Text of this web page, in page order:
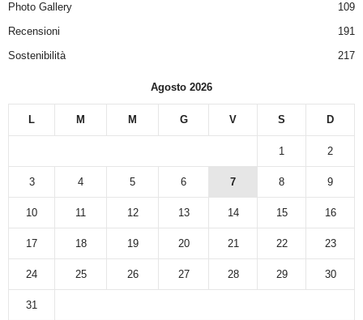
Photo Gallery
109
Recensioni
191
Sostenibilità
217
Agosto 2026
L M M G V S D
1 2
3 4 5 6 7 8 9
10 11 12 13 14 15 16
17 18 19 20 21 22 23
24 25 26 27 28 29 30
31